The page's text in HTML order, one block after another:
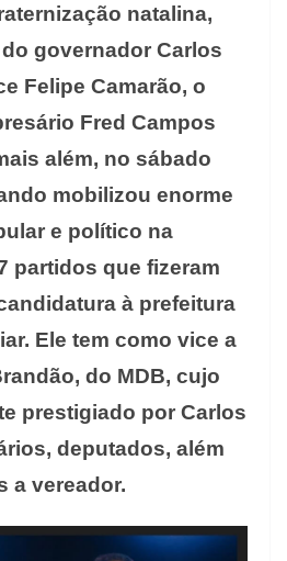
natalina,
governador Carlos
Felipe Camarão, o
Fred Campos
além, no sábado
mobilizou enorme
e político na
partidos que fizeram
à prefeitura
Ele tem como vice a
do MDB, cujo
prestigiado por Carlos
deputados, além
a vereador.